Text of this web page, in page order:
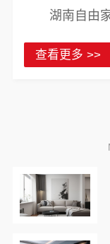
湖南自由
查看更多 >>